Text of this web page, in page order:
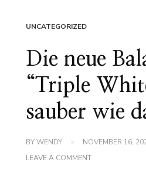
UNCATEGORIZED
Die neue
“Triple
sauber wie
BYWENDY
NOVEMBER 16,
LEAVE A COMMENTON